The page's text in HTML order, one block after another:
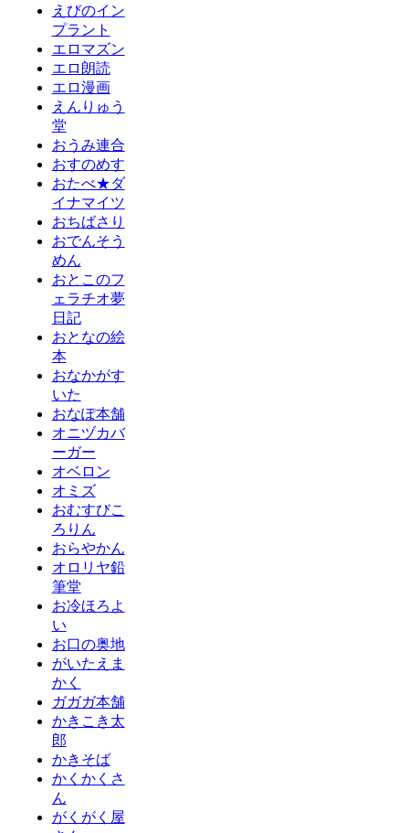
えびのイン
プラント
エロマズン
エロ朗読
エロ漫画
えんりゅう
堂
おうみ連合
おすのめす
おたべ★ダ
イナマイツ
おちばさり
おでんそう
めん
おとこのフ
ェラチオ夢
日記
おとなの絵
本
おなかがす
いた
おなぽ本舗
オニヅカバ
ーガー
オベロン
オミズ
おむすびこ
ろりん
おらやかん
オロリヤ鉛
筆堂
お冷ほろよ
い
お口の奥地
がいたえま
かく
ガガガ本舗
かきこき太
郎
かきそば
かくかくさ
ん
がくがく屋